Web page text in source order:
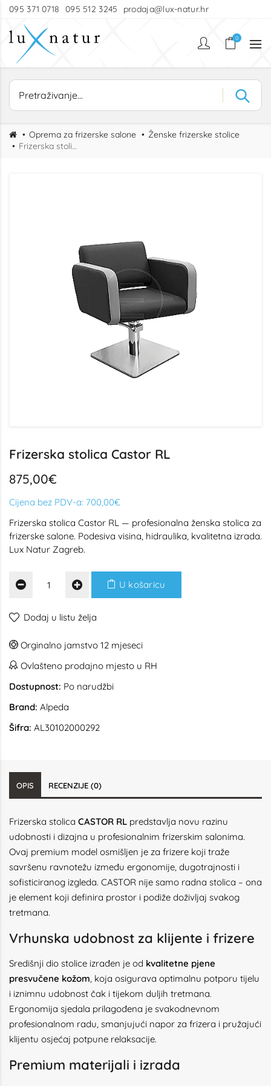
095 371 0718 095 512 3245 prodaja@lux-natur.hr
0
Oprema za frizerske salone
Ženske frizerske stolice
Frizerska stolica Castor RL
Frizerska stolica Castor RL
875,00€
Cijena bez PDV-a: 700,00€
Frizerska stolica Castor RL — profesionalna ženska stolica za
frizerske salone. Podesiva visina, hidraulika, kvalitetna izrada.
Lux Natur Zagreb.
U košaricu
Dodaj u listu želja
Orginalno jamstvo 12 mjeseci
Ovlašteno prodajno mjesto u RH
Dostupnost: Po narudžbi
Brand: Alpeda
Šifra: AL30102000292
OPIS RECENZIJE (0)
Frizerska stolica CASTOR RL predstavlja novu razinu
udobnosti i dizajna u profesionalnim frizerskim salonima.
Ovaj premium model osmišljen je za frizere koji traže
savršenu ravnotežu između ergonomije, dugotrajnosti i
sofisticiranog izgleda. CASTOR nije samo radna stolica – ona
je element koji definira prostor i podiže doživljaj svakog
tretmana.
Vrhunska udobnost za klijente i frizere
Središnji dio stolice izrađen je od kvalitetne pjene
presvučene kožom, koja osigurava optimalnu potporu tijelu
i iznimnu udobnost čak i tijekom duljih tretmana.
Ergonomija sjedala prilagođena je svakodnevnom
profesionalnom radu, smanjujući napor za frizera i pružajući
klijentu osjećaj potpune relaksacije.
Premium materijali i izrada